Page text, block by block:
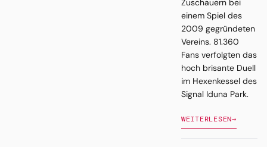
Zuschauern bei
einem Spiel des
2009 gegründeten
Vereins. 81.360
Fans verfolgten das
hoch brisante Duell
im Hexenkessel des
Signal Iduna Park.
WEITERLESEN→